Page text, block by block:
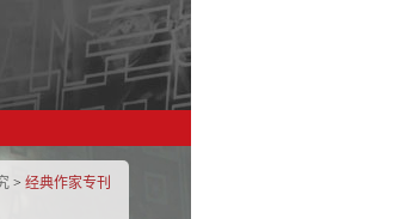
> 经典作家专刊